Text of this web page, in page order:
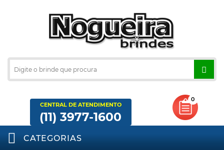
CENTRAL DE ATENDIMENTO
(11) 3977-1600
0
CATEGORIAS